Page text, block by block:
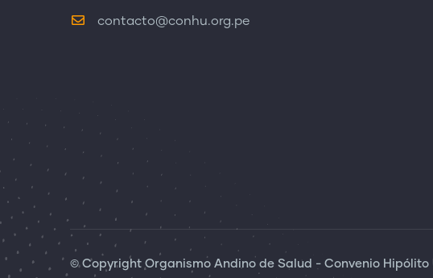
contacto@conhu.org.pe
© Copyright Organismo Andino de Salud - Convenio Hipólito